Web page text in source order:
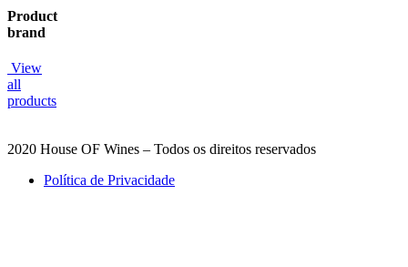
Product
brand
View
all
products
2020 House OF Wines – Todos os direitos reservados
Política de Privacidade